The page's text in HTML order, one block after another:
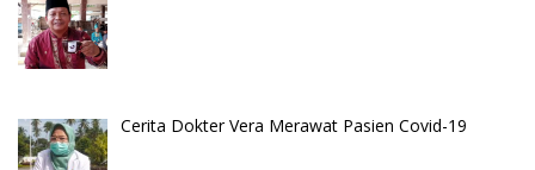
Cerita Dokter Vera Merawat Pasien Covid-19